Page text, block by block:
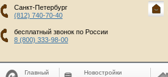
Санкт-Петербург
(812) 740-70-40
бесплатный звонок по России
8 (800) 333-98-00
Главный
Новостройки